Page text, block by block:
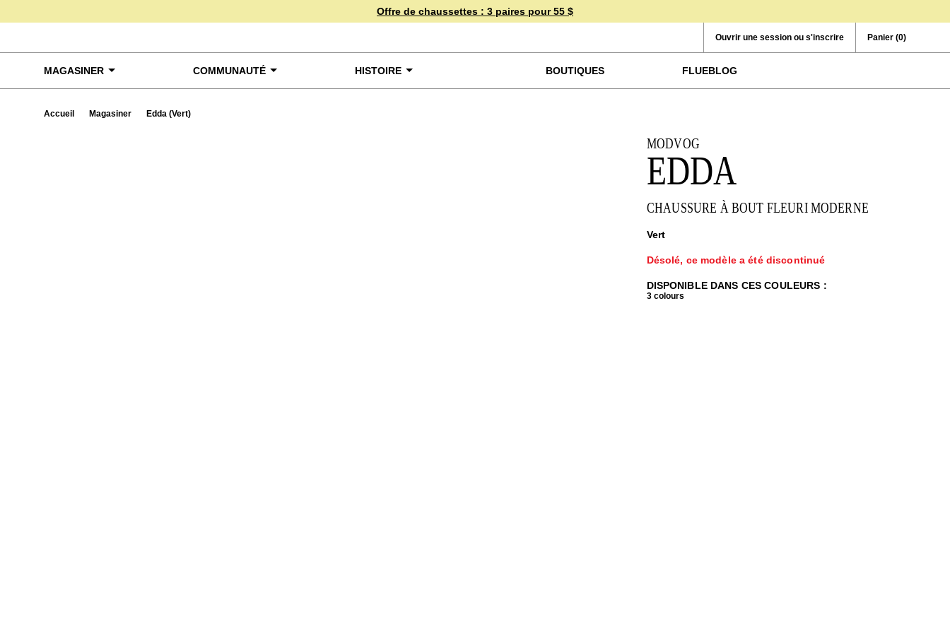
Offre de chaussettes : 3 paires pour 55 $
Ouvrir une session ou s'inscrire Panier (0)
MAGASINER COMMUNAUTÉ HISTOIRE BOUTIQUES FLUEBLOG
Accueil Magasiner Edda (Vert)
MODVOG
EDDA
CHAUSSURE À BOUT FLEURI MODERNE
Vert
Désolé, ce modèle a été discontinué
DISPONIBLE DANS CES COULEURS :
3 colours